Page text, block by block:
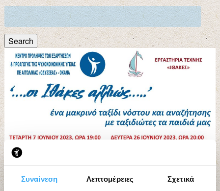
Συναίνεση Λεπτομέρειες Σχετικά
Search
for:
Search